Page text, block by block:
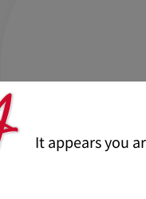
It appears you